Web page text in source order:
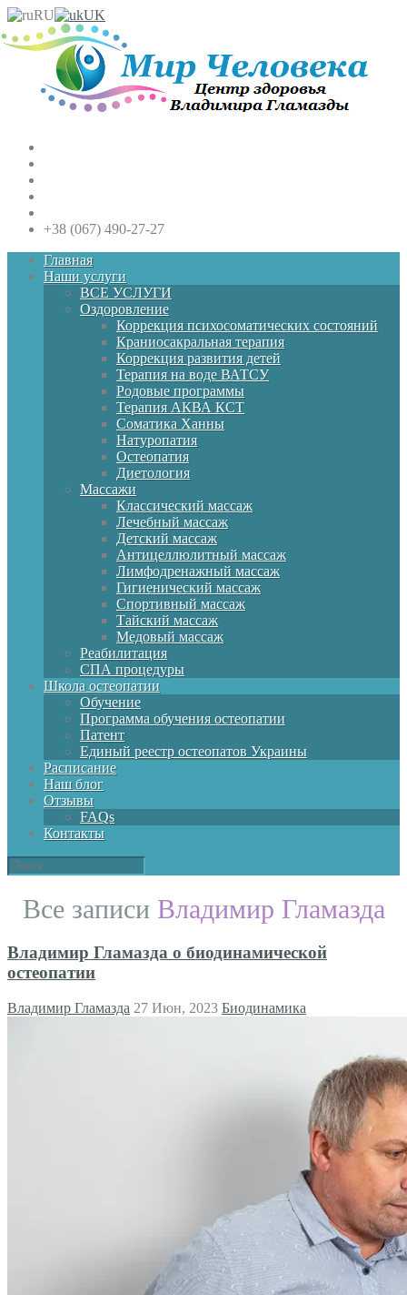
RU UK
+38 (067) 490-27-27
Главная
Наши услуги
ВСЕ УСЛУГИ
Оздоровление
Коррекция психосоматических состояний
Краниосакральная терапия
Коррекция развития детей
Терапия на воде ВАТСУ
Родовые программы
Терапия АКВА КСТ
Соматика Ханны
Натуропатия
Остеопатия
Диетология
Массажи
Классический массаж
Лечебный массаж
Детский массаж
Антицеллюлитный массаж
Лимфодренажный массаж
Гигиенический массаж
Спортивный массаж
Тайский массаж
Медовый массаж
Реабилитация
СПА процедуры
Школа остеопатии
Обучение
Программа обучения остеопатии
Патент
Единый реестр остеопатов Украины
Расписание
Наш блог
Отзывы
FAQs
Контакты
Все записи Владимир Гламазда
Владимир Гламазда о биодинамической
остеопатии
Владимир Гламазда 27 Июн, 2023 Биодинамика